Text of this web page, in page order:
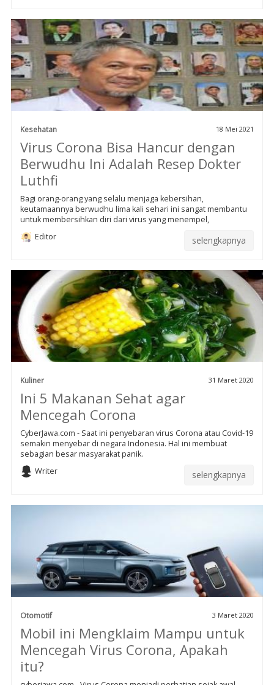
Kesehatan 18 Mei 2021
Virus Corona Bisa Hancur dengan
Berwudhu Ini Adalah Resep Dokter
Luthfi
Bagi orang-orang yang selalu menjaga kebersihan,
keutamaannya berwudhu lima kali sehari ini sangat membantu
untuk membersihkan diri dari virus yang menempel,
Editor
selengkapnya
Kuliner 31 Maret 2020
Ini 5 Makanan Sehat agar
Mencegah Corona
CyberJawa.com - Saat ini penyebaran virus Corona atau Covid-19
semakin menyebar di negara Indonesia. Hal ini membuat
sebagian besar masyarakat panik.
Writer
selengkapnya
Otomotif 3 Maret 2020
Mobil ini Mengklaim Mampu untuk
Mencegah Virus Corona, Apakah
itu?